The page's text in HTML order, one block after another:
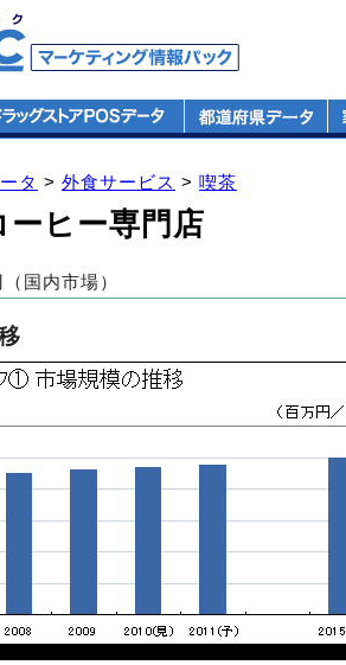
タ > 外食サービス > 喫茶
ーヒー専門店
国内市場）